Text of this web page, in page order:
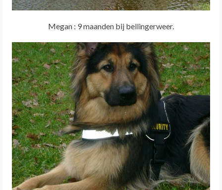
Megan : 9 maanden bij bellingerweer.